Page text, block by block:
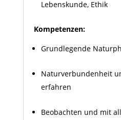
Lebenskunde, Ethik
Kompetenzen:
Grundlegende
Naturverbundenheit
erfahren
Beobachten und mit